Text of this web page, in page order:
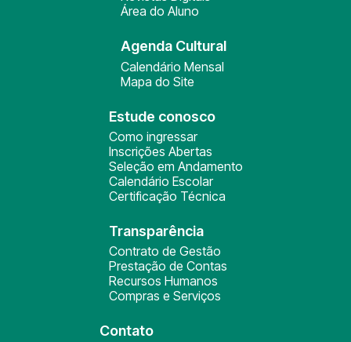
Área do Aluno
Agenda Cultural
Calendário Mensal
Mapa do Site
Estude conosco
Como ingressar
Inscrições Abertas
Seleção em Andamento
Calendário Escolar
Certificação Técnica
Transparência
Contrato de Gestão
Prestação de Contas
Recursos Humanos
Compras e Serviços
Contato